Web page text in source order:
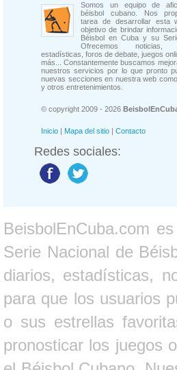
Somos un equipo de
béisbol cubano. Nos
tarea de desarrollar esta
objetivo de brindar
Béisbol en Cuba y su
Ofrecemos noticias,
estadísticas, foros de debate, juegos
más... Constantemente buscamos
nuestros servicios por lo que pronto
nuevas secciones en nuestra web
y otros entretenimientos.
© copyright 2009 - 2026
Inicio | Mapa del sitio | Contacto
Redes sociales:
BeisbolEnCuba.com
Serie Nacional de
diarios, estadísticas,
para que los usuarios
o sus estrellas
pronosticar los juegos